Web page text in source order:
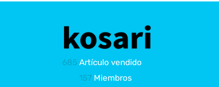
685 Artículo vendido
157 Miembros